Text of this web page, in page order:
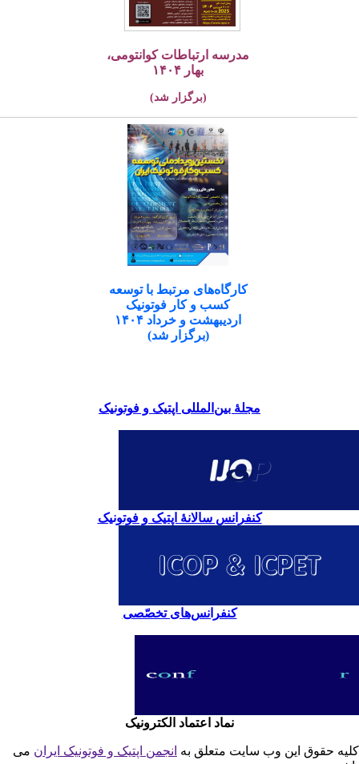
مدرسه ارتباطات کوانتومی،
بهار ۱۴۰۴
(برگزار شد)
کارگاه‌های مرتبط با توسعه
کسب و کار فوتونیک
اردیبهشت و خرداد ۱۴۰۴
(برگزار شد)
مجلۀ بین‌المللی اپتیک و فوتونیک
کنفرانس سالانۀ اپتیک و فوتونیک
کنفرانس‌های تخصّصی
نماد اعتماد الکترونیک
حقوق این وب سایت متعلق بهانجمن اپتیک و فوتونیک ایران می